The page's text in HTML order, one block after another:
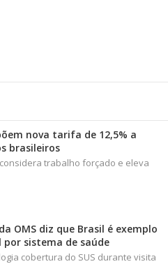
nova tarifa de 12,5% a
brasileiros
trabalho forçado e eleva
OMS diz que Brasil é exemplo
por sistema de saúde
cobertura do SUS durante visita